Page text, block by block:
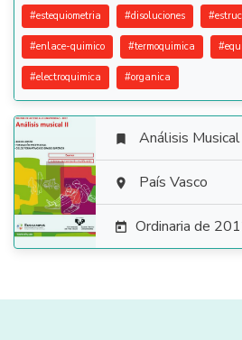
#estequiometria #disoluciones #
#enlace-quimico #termoquimica #
#electroquimica #organica

 Análisis Musical
 País Vasco
 Ordinaria de